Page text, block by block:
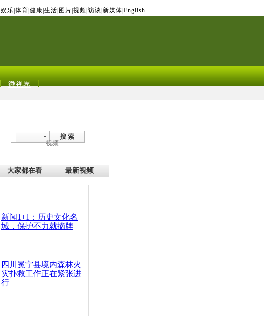
娱乐 体育 健康 生活 图片 视频 访谈 新媒体 English
微视界
搜 索
视频
大家都在看 最新视频
新闻1+1：历史文化名
城，保护不力就摘牌
四川冕宁县境内森林火
灾扑救工作正在紧张进
行